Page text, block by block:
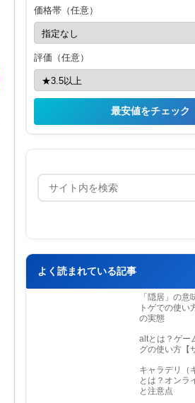
価格帯（任意）
評価（任意）
最安値をチェック
よく読まれている記事
「隠居」の
トゲでの使い
の実態
altとは？ゲー
グの使い方【
キャラデリ（
とは？オンラ
と注意点